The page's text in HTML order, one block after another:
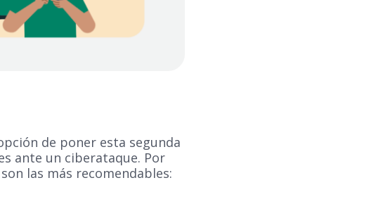
de poner esta segunda
ante un ciberataque. Por
las más recomendables: